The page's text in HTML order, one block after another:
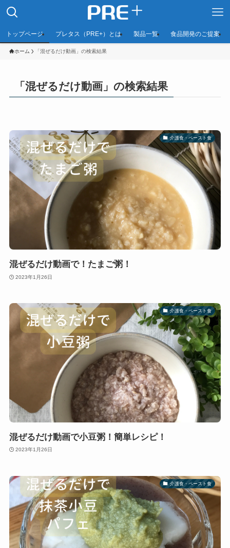
トップページ プレタス（PRE+）とは 製品一覧 食品開発のご提案
ホーム 「混ぜるだけ動画」の検索結果
「混ぜるだけ動画」の検索結果
介護食・ペースト食
混ぜるだけ動画で！たまご粥！
2023年1月26日
介護食・ペースト食
混ぜるだけ動画で小豆粥！簡単レシピ！
2023年1月26日
介護食・ペースト食